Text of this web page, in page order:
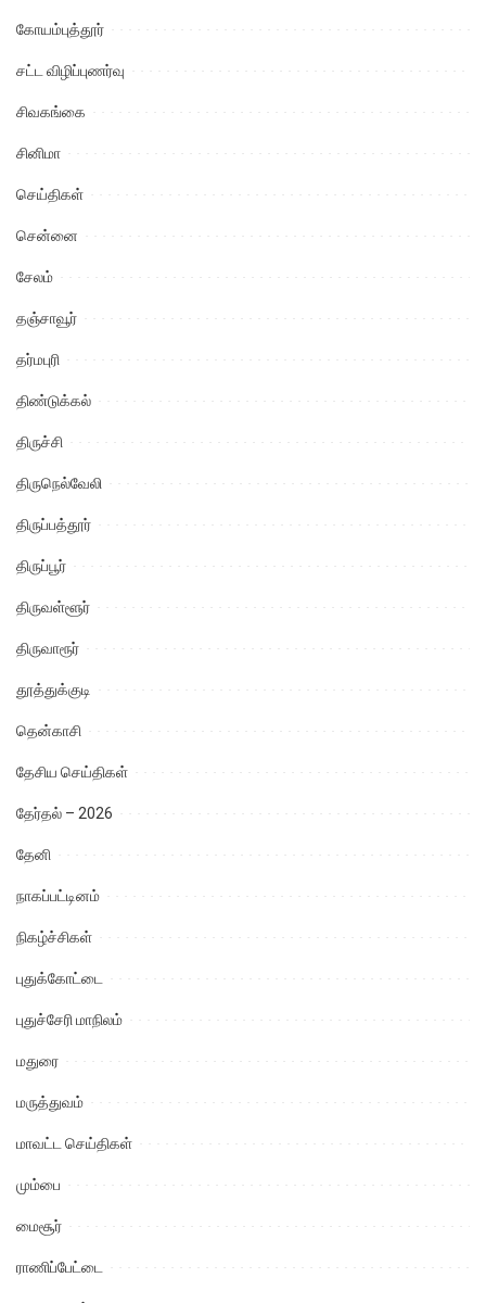
கோயம்புத்தூர்
சட்ட விழிப்புணர்வு
சிவகங்கை
சினிமா
செய்திகள்
சென்னை
சேலம்
தஞ்சாவூர்
தர்மபுரி
திண்டுக்கல்
திருச்சி
திருநெல்வேலி
திருப்பத்தூர்
திருப்பூர்
திருவள்ளூர்
திருவாரூர்
தூத்துக்குடி
தென்காசி
தேசிய செய்திகள்
தேர்தல் – 2026
தேனி
நாகப்பட்டினம்
நிகழ்ச்சிகள்
புதுக்கோட்டை
புதுச்சேரி மாநிலம்
மதுரை
மருத்துவம்
மாவட்ட செய்திகள்
மும்பை
மைசூர்
ராணிப்பேட்டை